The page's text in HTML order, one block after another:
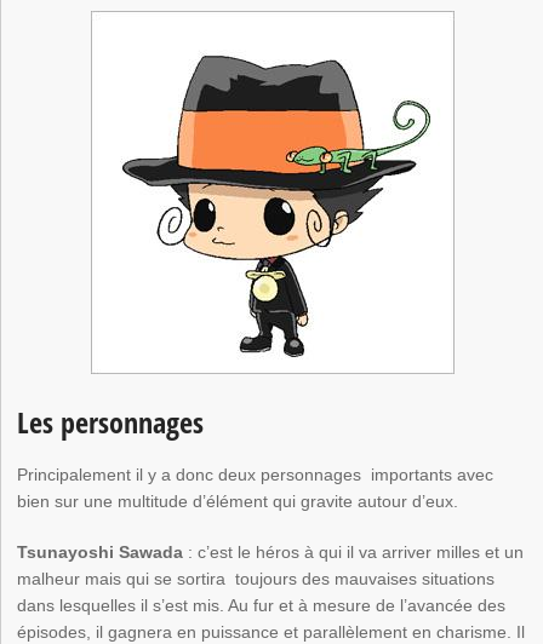
Les personnages
Principalement il y a donc deux personnages importants avec
bien sur une multitude d’élément qui gravite autour d’eux.
Tsunayoshi Sawada : c’est le héros à qui il va arriver milles et un
malheur mais qui se sortira toujours des mauvaises situations
dans lesquelles il s’est mis. Au fur et à mesure de l’avancée des
épisodes, il gagnera en puissance et parallèlement en charisme. Il